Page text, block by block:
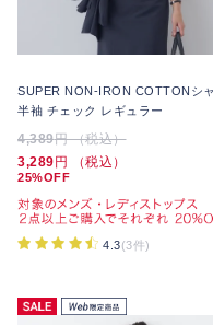
SUPER NON-IRON COTTONシ
半袖 チェック レギュラー
4,389円 （税込）
3,289 円 （税込）
25%OFF
4.3(3件)